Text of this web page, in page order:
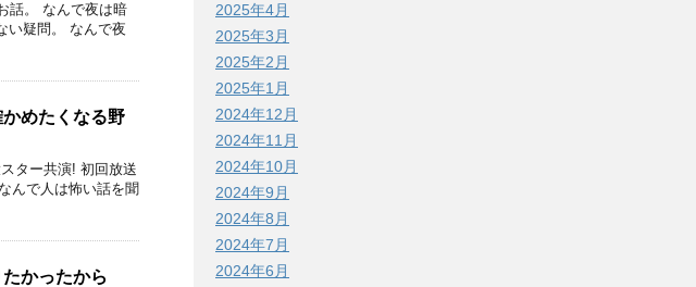
話。 なんで夜は暗
い疑問。 なんで夜
めたくなる野
ター共演! 初回放送
んで人は怖い話を聞
かったから
2025年4月
2025年3月
2025年2月
2025年1月
2024年12月
2024年11月
2024年10月
2024年9月
2024年8月
2024年7月
2024年6月